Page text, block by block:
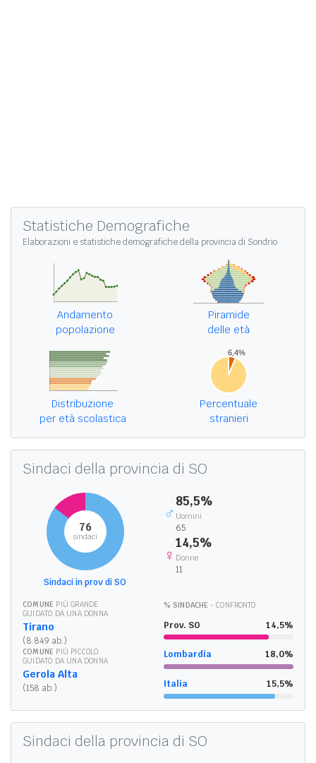
Statistiche Demografiche
Elaborazioni e statistiche demografiche della provincia di Sondrio
Andamento
popolazione
Piramide
delle età
Distribuzione
per età scolastica
Percentuale
stranieri
Sindaci della provincia di SO
76
sindaci
Sindaci in prov di SO
♂
85,5%
Uomini
65
♀
14,5%
Donne
11
COMUNE PIÙ GRANDE
GUIDATO DA UNA DONNA
Tirano
(8.849 ab.)
COMUNE PIÙ PICCOLO
GUIDATO DA UNA DONNA
Gerola Alta
(158 ab.)
% SINDACHE - CONFRONTO
Prov. SO 14,5%
Lombardia 18,0%
Italia 15,5%
Sindaci della provincia di SO